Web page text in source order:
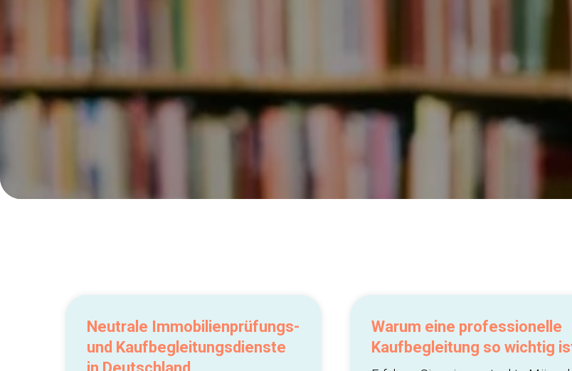
Neutrale Immobilienprüfungs-
und Kaufbegleitungsdienste
Warum eine professionelle
Kaufbegleitung so wichtig